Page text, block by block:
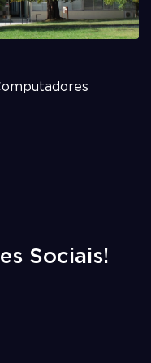
Sociais!